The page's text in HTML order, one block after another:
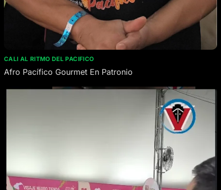
CALI AL RITMO DEL PACIFICO
Afro Pacífico Gourmet En Patronio